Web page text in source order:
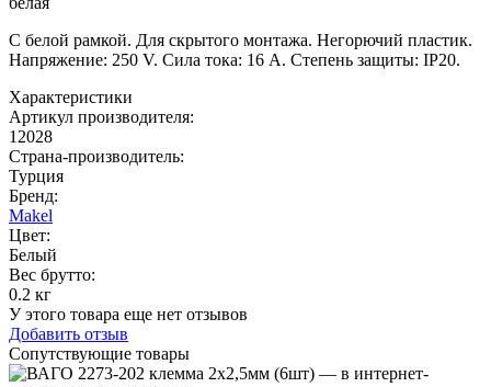
С белой рамкой. Для скрытого монтажа. Негорючий пластик.
Напряжение: 250 V. Сила тока: 16 А. Степень защиты: IP20.
Характеристики
Артикул производителя:
12028
Страна-производитель:
Турция
Бренд:
Makel
Цвет:
Белый
Вес брутто:
0.2 кг
У этого товара еще нет отзывов
Добавить отзыв
Сопутствующие товары